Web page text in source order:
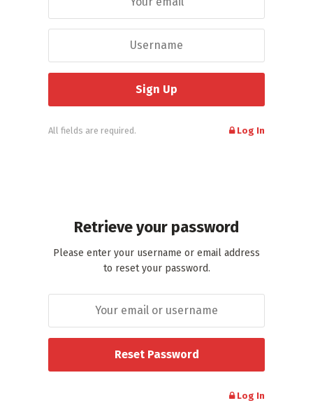
All fields are required. Log In
Retrieve your password
Please enter your username or email address
to reset your password.
Log In